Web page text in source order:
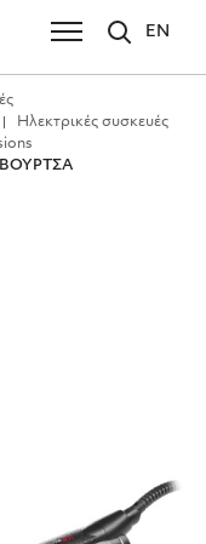
EN
Ηλεκτρικές συσκευές
ΒΟΥΡΤΣΑ